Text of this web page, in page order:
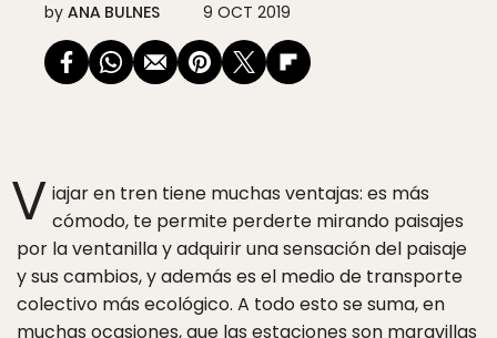
by ANA BULNES 9 OCT 2019
V iajar en tren tiene muchas ventajas: es más
cómodo, te permite perderte mirando paisajes
por la ventanilla y adquirir una sensación del paisaje
y sus cambios, y además es el medio de transporte
colectivo más ecológico. A todo esto se suma, en
muchas ocasiones, que las estaciones son maravillas